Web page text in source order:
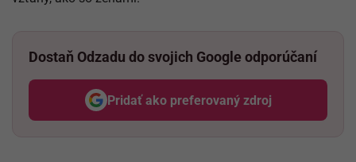
Dostaň Odzadu do svojich Google odporúčaní
Pridať ako preferovaný zdroj
Odzadu, odkaz sa otvorí v